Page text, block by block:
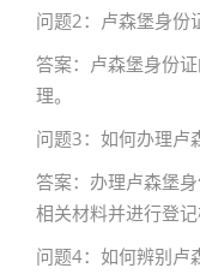
问题2：卢森堡身份
答案：卢森堡身份
理。
问题3：如何办理卢
答案：办理卢森堡
相关材料并进行登
问题4：如何辨别卢